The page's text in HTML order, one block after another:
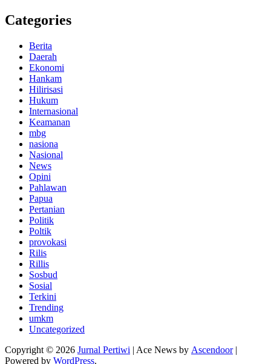
Categories
Berita
Daerah
Ekonomi
Hankam
Hilirisasi
Hukum
Internasional
Keamanan
mbg
nasiona
Nasional
News
Opini
Pahlawan
Papua
Pertanian
Politik
Poltik
provokasi
Rilis
Rillis
Sosbud
Sosial
Terkini
Trending
umkm
Uncategorized
Copyright © 2026 Jurnal Pertiwi | Ace News by Ascendoor|
Powered by WordPress.